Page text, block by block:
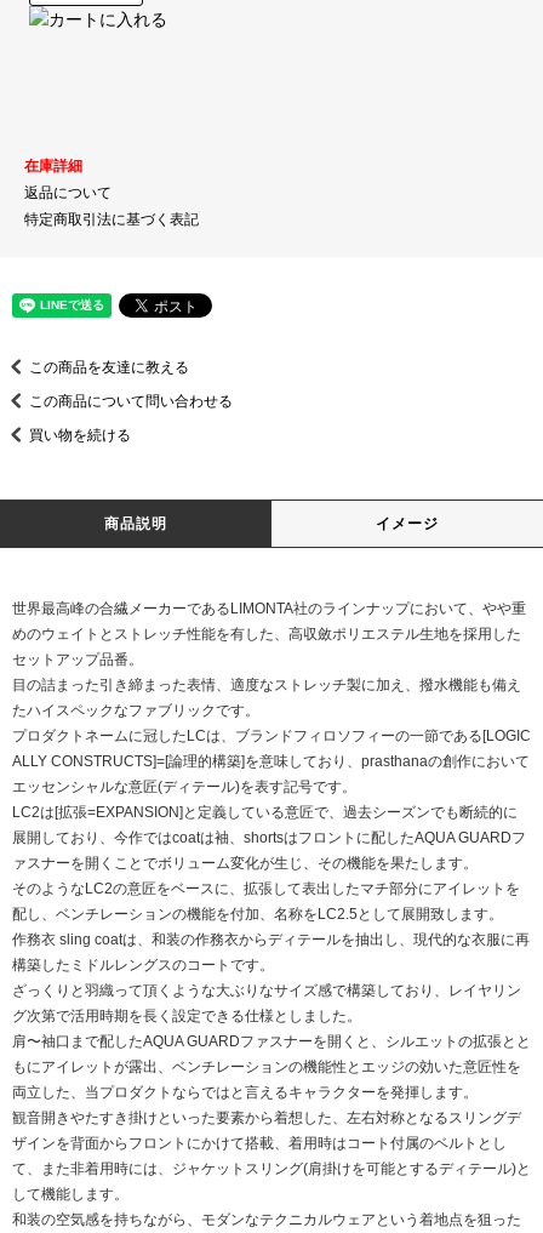
在庫詳細
返品について
特定商取引法に基づく表記
この商品を友達に教える
この商品について問い合わせる
買い物を続ける
商品説明 イメージ
世界最高峰の合繊メーカーであるLIMONTA社のラインナップにおいて、やや重
めのウェイトとストレッチ性能を有した、高収斂ポリエステル生地を採用した
セットアップ品番。
目の詰まった引き締まった表情、適度なストレッチ製に加え、撥水機能も備え
たハイスペックなファブリックです。
プロダクトネームに冠したLCは、ブランドフィロソフィーの一節である[LOGIC
ALLY CONSTRUCTS]=[論理的構築]を意味しており、prasthanaの創作において
エッセンシャルな意匠(ディテール)を表す記号です。
LC2は[拡張=EXPANSION]と定義している意匠で、過去シーズンでも断続的に
展開しており、今作ではcoatは袖、shortsはフロントに配したAQUA GUARDフ
ァスナーを開くことでボリューム変化が生じ、その機能を果たします。
そのようなLC2の意匠をベースに、拡張して表出したマチ部分にアイレットを
配し、ベンチレーションの機能を付加、名称をLC2.5として展開致します。
作務衣 sling coatは、和装の作務衣からディテールを抽出し、現代的な衣服に再
構築したミドルレングスのコートです。
ざっくりと羽織って頂くような大ぶりなサイズ感で構築しており、レイヤリン
グ次第で活用時期を長く設定できる仕様としました。
肩〜袖口まで配したAQUA GUARDファスナーを開くと、シルエットの拡張とと
もにアイレットが露出、ベンチレーションの機能性とエッジの効いた意匠性を
両立した、当プロダクトならではと言えるキャラクターを発揮します。
観音開きやたすき掛けといった要素から着想した、左右対称となるスリングデ
ザインを背面からフロントにかけて搭載、着用時はコート付属のベルトとし
て、また非着用時には、ジャケットスリング(肩掛けを可能とするディテール)と
して機能します。
和装の空気感を持ちながら、モダンなテクニカルウェアという着地点を狙った